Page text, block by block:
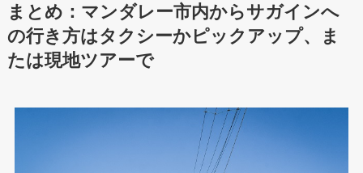
まとめ：マンダレー市内からサガインへ
の行き方はタクシーかピックアップ、ま
たは現地ツアーで